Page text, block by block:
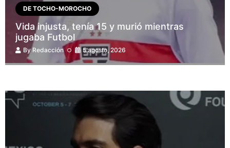
DE TOCHO-MOROCHO
Vida injusta, tenía 15 y murió mientras
jugaba Futbol
ByRedacción 5 agosto, 2026